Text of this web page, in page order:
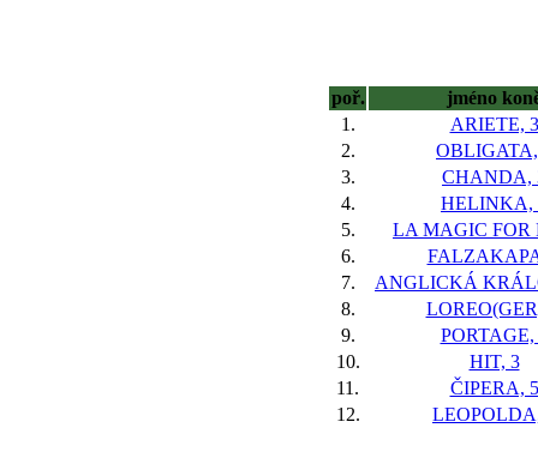
poř.
jméno
1.
ARIETE, 3
2.
3.
CHANDA,
4.
HELINKA,
5.
LA MAGIC FOR
6.
7.
ANGLICKÁ
8.
9.
PORTAGE,
10.
HIT, 3
11.
ČIPERA, 5
12.